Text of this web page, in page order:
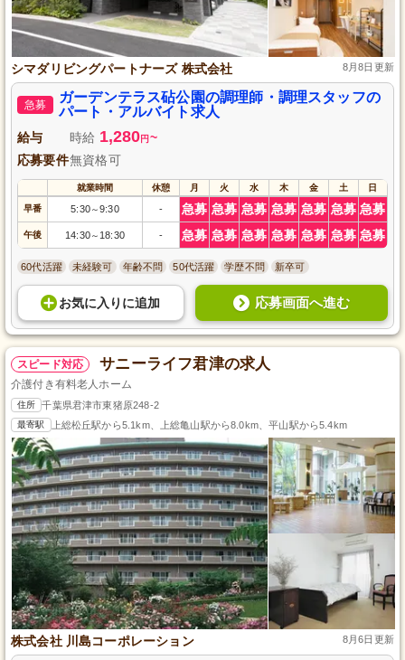
シマダリビングパートナーズ 株式会社 8月8日更新
急募
ガーデンテラス砧公園の調理師・調理スタッフの
パート・アルバイト求人
給与 時給 1,280円 ~
応募要件無資格可
就業時間 休憩 月 火 水 木 金 土 日
早番 5:30～9:30 - 急募 急募 急募 急募 急募 急募 急募
午後 14:30～ 18:30 - 急募 急募 急募 急募 急募 急募 急募
60代活躍 未経験可 年齢不問 50代活躍 学歴不問 新卒可
お気に入り に追加 応募画面へ進む
スピード対応 サニーライフ君津の求人
介護付き有料老人ホーム
住所 千葉県君津市東猪原248-2
最寄駅 上総松丘駅から5.1km、上総亀山駅から8.0km、平山駅から5.4km
株式会社 川島コーポレーション 8月6日更新